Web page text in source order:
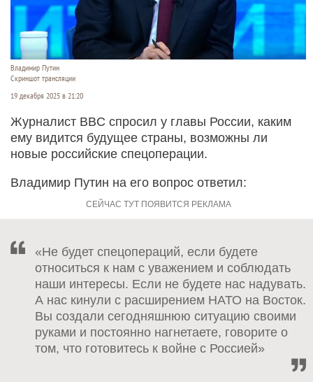
Владимир Путин
Скриншот трансляции
19 декабря 2025 в 21:20
Журналист BBC спросил у главы России, каким
ему видится будущее страны, возможны ли
новые российские спецоперации.
Владимир Путин на его вопрос ответил:
«Не будет спецопераций, если будете
относиться к нам с уважением и соблюдать
наши интересы. Если не будете нас надувать.
А нас кинули с расширением НАТО на Восток.
Вы создали сегодняшнюю ситуацию своими
руками и постоянно нагнетаете, говорите о
том, что готовитесь к войне с Россией»